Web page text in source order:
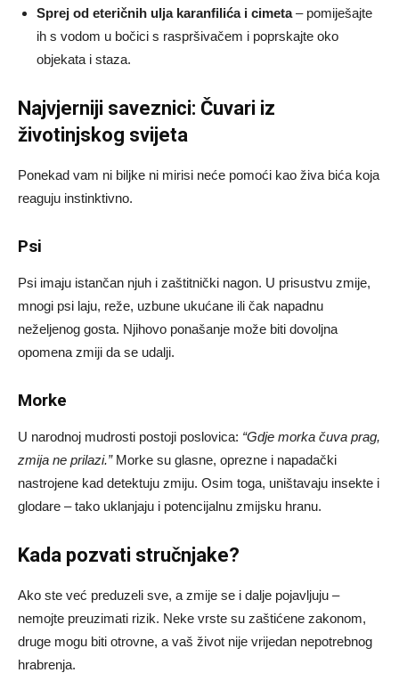
Sprej od eteričnih ulja karanfilića i cimeta– pomiješajte
ih s vodom u bočici s raspršivačem i poprskajte oko
objekata i staza.
Najvjerniji saveznici: Čuvari iz
životinjskog svijeta
Ponekad vam ni biljke ni mirisi neće pomoći kao živa bića koja
reaguju instinktivno.
Psi
Psi imaju istančan njuh i zaštitnički nagon. U prisustvu zmije,
mnogi psi laju, reže, uzbune ukućane ili čak napadnu
neželjenog gosta. Njihovo ponašanje može biti dovoljna
opomena zmiji da se udalji.
Morke
U narodnoj mudrosti postoji poslovica: “Gdje morka čuva prag,
zmija ne prilazi.”Morke su glasne, oprezne i napadački
nastrojene kad detektuju zmiju. Osim toga, uništavaju insekte i
glodare – tako uklanjaju i potencijalnu zmijsku hranu.
Kada pozvati stručnjake?
Ako ste već preduzeli sve, a zmije se i dalje pojavljuju –
nemojte preuzimati rizik. Neke vrste su zaštićene zakonom,
druge mogu biti otrovne, a vaš život nije vrijedan nepotrebnog
hrabrenja.